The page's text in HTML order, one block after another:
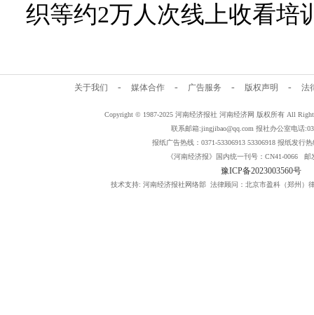
织等约2万人次线上收看培
关于我们 - 媒体合作 - 广告服务 - 版权声明 - 法
Copyright © 1987-2025 河南经济报社 河南经济网 版权所有 All
联系邮箱:jingjibao@qq.com 报社办公室电话
报纸广告热线：0371-53306913 53306918 报纸发行热
《河南经济报》国内统一刊号：CN41-0066 邮
豫ICP备2023003560号
技术支持: 河南经济报社网络部 法律顾问：北京市盈科（郑州